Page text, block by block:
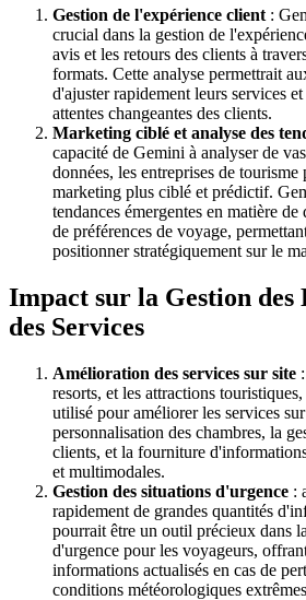
Gestion de l'expérience client :
crucial dans la gestion de
avis et les retours des clients à
formats. Cette analyse permettrait
d'ajuster rapidement leurs services
attentes changeantes des clients.
Marketing ciblé et analyse des
capacité de Gemini à analyser de
données, les entreprises de tourisme
marketing plus ciblé et prédictif.
tendances émergentes en matière
de préférences de voyage,
positionner stratégiquement sur le
Impact sur la Gestion des
des Services
Amélioration des services sur site
resorts, et les attractions
utilisé pour améliorer les services
personnalisation des chambres, la
clients, et la fourniture
et multimodales.
Gestion des situations d'urgence :
rapidement de grandes quantités
pourrait être un outil précieux dans
d'urgence pour les voyageurs,
informations actualisés en cas de
conditions météorologiques